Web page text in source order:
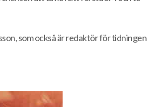
som också är redaktör för tidningen